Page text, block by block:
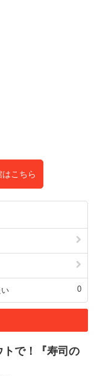
はこちら
0
トで！『寿司の